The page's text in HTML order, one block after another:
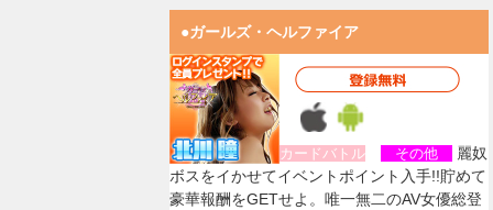
●ガールズ・ヘルファイア
カードバトル その他
麗奴
ボスをイかせてイベントポイント入手!!貯めて
豪華報酬をGETせよ。唯一無二のAV女優総登